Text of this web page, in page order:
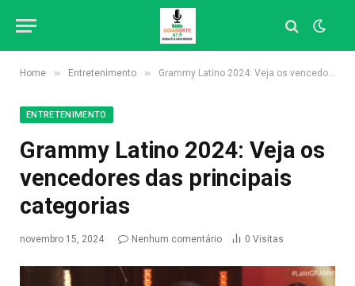
Home » Entretenimento » Grammy Latino 2024: Veja os vencedores das principais categorias
ENTRETENIMENTO
Grammy Latino 2024: Veja os
vencedores das principais
categorias
novembro 15, 2024 Nenhum comentário 0 Visitas